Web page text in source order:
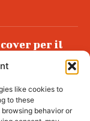
like cookies to
to these
behavior or
cover per il